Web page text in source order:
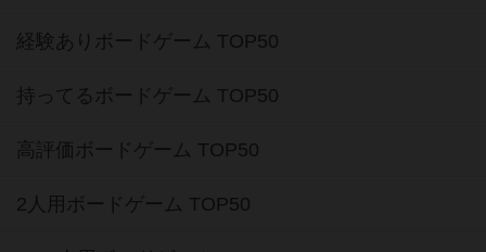
経験ありボードゲーム TOP50
持ってるボードゲーム TOP50
高評価ボードゲーム TOP50
2人用ボードゲーム TOP50